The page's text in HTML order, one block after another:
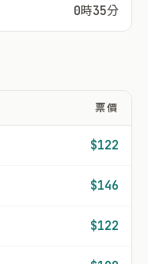
0時35分
票價
$122
$146
$122